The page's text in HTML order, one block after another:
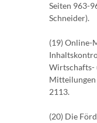
Seiten 963-
Schneider).
(19) Online-
Wirtschafts-
Mitteilungen
2113.
(20) Die